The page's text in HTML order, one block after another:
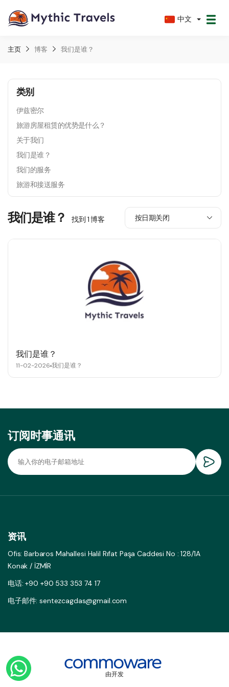
中文
主页 博客 我们是谁？
类别
伊兹密尔
旅游房屋租赁的优势是什么？
关于我们
我们是谁？
我们的服务
旅游和接送服务
我们是谁？ 找到 1 博客
我们是谁？
11-02-2026 我们是谁？
订阅时事通讯
资讯
Ofis: Barbaros Mahallesi Halil Rıfat Paşa Caddesi No : 128/1A
Konak / İZMİR
电话: +90 +90 533 353 74 17
电子邮件: sentezcagdas@gmail.com
由开发